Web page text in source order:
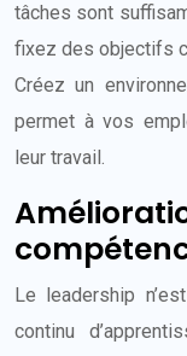
tâches sont
fixez des objectifs
Créez un
permet à vos
leur travail.
Le leadership
continu